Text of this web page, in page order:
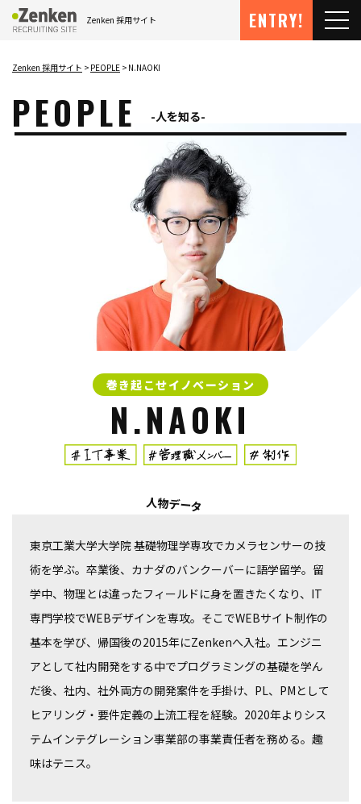
メインコンテンツにスキップ
Zenken 採用サイト ENTRY! メ
Zenken 採用サイト PEOPLE N.NAOKI
人を知る
PEOPLE
巻き起こせイノベーション
N.NAOKI
人物データ
東京工業大学大学院 基礎物理学専攻でカメラセンサーの技
術を学ぶ。卒業後、カナダのバンクーバーに語学留学。留
学中、物理とは違ったフィールドに身を置きたくなり、IT
専門学校でWEBデザインを専攻。そこでWEBサイト制作の
基本を学び、帰国後の2015年にZenkenへ入社。エンジニ
アとして社内開発をする中でプログラミングの基礎を学ん
だ後、社内、社外両方の開発案件を手掛け、PL、PMとして
ヒアリング・要件定義の上流工程を経験。2020年よりシス
テムインテグレーション事業部の事業責任者を務める。趣
味はテニス。